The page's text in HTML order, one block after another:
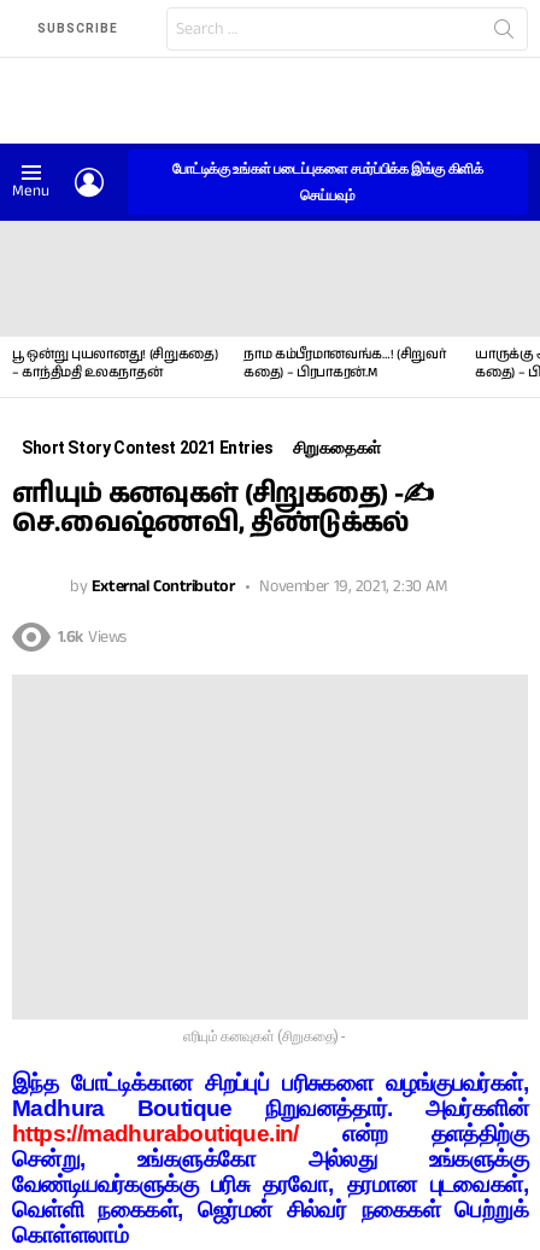
SUBSCRIBE
for:
Menu
போட்டிக்கு உங்கள் படைப்புகளை சமர்ப்பிக்க இங்கு கிளிக்
செய்யவும்
பூ ஒன்று புயலானது! (சிறுகதை)
– காந்திமதி உலகநாதன்
நாம கம்பீரமானவங்க…! (சிறுவர்
கதை) – பிரபாகரன்.M
யாருக்கு
கதை) –
Short Story Contest 2021 Entries சிறுகதைகள்
எரியும் கனவுகள் (சிறுகதை) -✍
செ.வைஷ்ணவி, திண்டுக்கல்
byExternal Contributor November 19, 2021, 2:30 AM
1.6k Views
எரியும் கனவுகள் (சிறுகதை) -
இந்த போட்டிக்கான சிறப்புப் பரிசுகளை வழங்குபவர்கள்,
Madhura Boutique நிறுவனத்தார். அவர்களின்
https://madhuraboutique.in/என்ற தளத்திற்கு
சென்று, உங்களுக்கோ அல்லது உங்களுக்கு
வேண்டியவர்களுக்கு பரிசு தரவோ, தரமான புடவைகள்,
வெள்ளி நகைகள், ஜெர்மன் சில்வர் நகைகள் பெற்றுக்
கொள்ளலாம்